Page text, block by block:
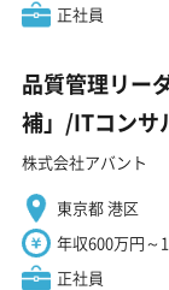
正社員
品質管理リー
補」/ITコンサ
株式会社アバント
東京都 港区
年収600万円～
正社員